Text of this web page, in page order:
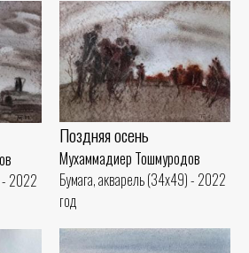
- 2022
Поздняя осень
Мухаммадиер Тошмуродов
Бумага, акварель (34x49) - 2022
год